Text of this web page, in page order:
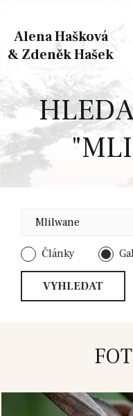
Alena Hašková
& Zdeněk Hašek
Články